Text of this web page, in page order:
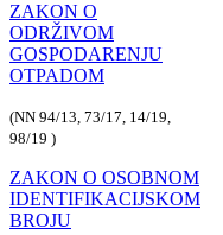
ZAKON O
ODRŽIVOM
GOSPODARENJU
OTPADOM
(NN 94/13, 73/17, 14/19,
98/19 )
ZAKON O OSOBNOM
IDENTIFIKACIJSKOM
BROJU